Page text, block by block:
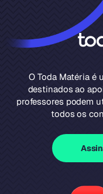
O Toda Matéria é
destinados ao
professores podem
todos os